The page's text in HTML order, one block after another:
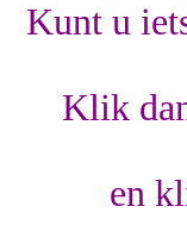
Kunt u
Klik
en